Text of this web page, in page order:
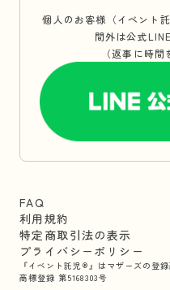
個人のお客様（イベント
間外は公式
（返事に時間
FAQ
利用規約
特定商取引法の表示
プライバシーポリシー
『イベント託児®』はマザーズの登録
商標登録 第5168303号